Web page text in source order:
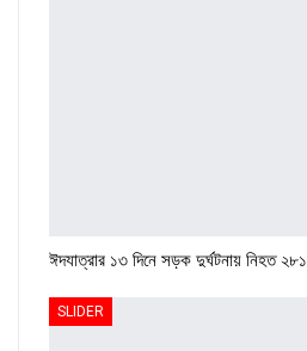
ঈদযাত্রার ১৩ দিনে সড়ক দুর্ঘটনায় নিহত ২৮১
SLIDER